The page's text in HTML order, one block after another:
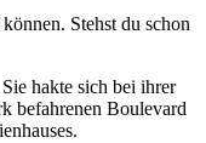
Stehst du schon
hakte sich bei ihrer
befahrenen Boulevard